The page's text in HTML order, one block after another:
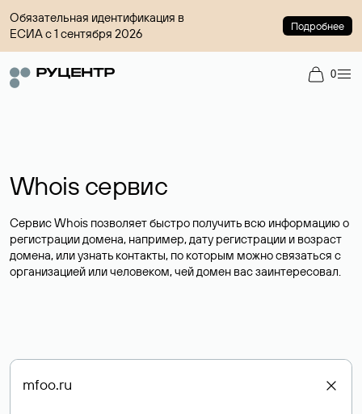
Обязательная идентификация в
ЕСИА с 1 сентября 2026
Подробнее
0
Whois сервис
Сервис Whois позволяет быстро получить всю информацию о
регистрации домена, например, дату регистрации и возраст
домена, или узнать контакты, по которым можно связаться с
организацией или человеком, чей домен вас заинтересовал.